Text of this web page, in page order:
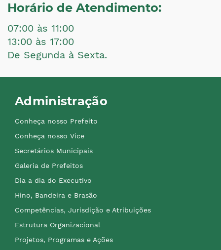
Horário de Atendimento:
07:00 às 11:00
13:00 às 17:00
De Segunda à Sexta.
Administração
Conheça nosso Prefeito
Conheça nosso Vice
Secretários Municipais
Galeria de Prefeitos
Dia a dia do Executivo
Hino, Bandeira e Brasão
Competências, Jurisdição e Atribuições
Estrutura Organizacional
Projetos, Programas e Ações